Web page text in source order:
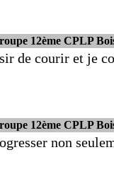
12ème CPLP
de courir et je
12ème CPLP
non